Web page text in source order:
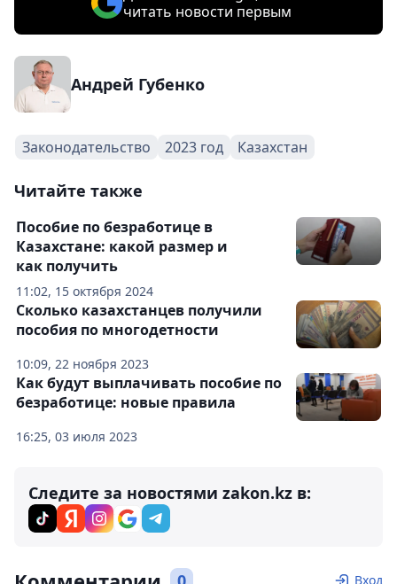
читать новости первым
Андрей Губенко
Законодательство 2023 год Казахстан
Читайте также
11:02, 15 октября 2024
Пособие по безработице в
Казахстане: какой размер и
как получить
10:09, 22 ноября 2023
Сколько казахстанцев получили
пособия по многодетности
16:25, 03 июля 2023
Как будут выплачивать пособие по
безработице: новые правила
Следите за новостями zakon.kz в:
Вход